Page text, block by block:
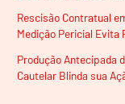
Rescisão Contratual
Medição Pericial Evita
Produção Antecipada
Cautelar Blinda sua